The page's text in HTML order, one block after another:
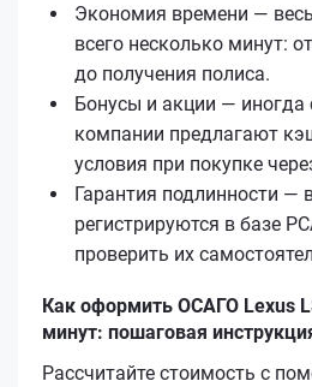
Экономия времени —
всего несколько минут:
до получения полиса.
Бонусы и акции — иногда
компании предлагают
условия при покупке
Гарантия подлинности —
регистрируются в базе
проверить их
Как оформить ОСАГО Lexus
минут: пошаговая
Рассчитайте стоимость с